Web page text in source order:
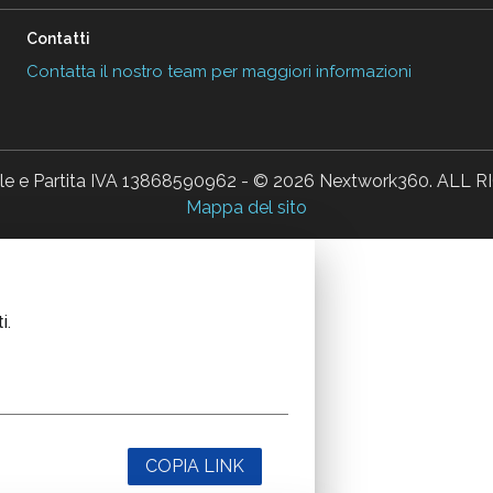
Contatti
Contatta il nostro team per maggiori informazioni
e Partita IVA 13868590962 - © 2026 Nextwork360. ALL
Mappa del sito
COPIA LINK